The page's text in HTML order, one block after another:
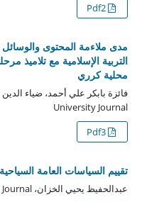
Pdf2
مدى ملاءمة المحتوى
التربية الإسلامية مع تلاميذ
محلية كرري
University Journal
Pdf3
تقييم السياسات العامة
عبدالحفيظ يحيي الخزان، Albaydha University Journal